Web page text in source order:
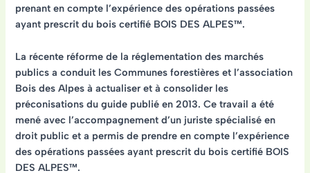
prenant en compte l’expérience des opérations passées
ayant prescrit du bois certifié BOIS DES ALPES™.
La récente réforme de la réglementation des marchés
publics a conduit les Communes forestières et l’association
Bois des Alpes à actualiser et à consolider les
préconisations du guide publié en 2013. Ce travail a été
mené avec l’accompagnement d’un juriste spécialisé en
droit public et a permis de prendre en compte l’expérience
des opérations passées ayant prescrit du bois certifié BOIS
DES ALPES™.